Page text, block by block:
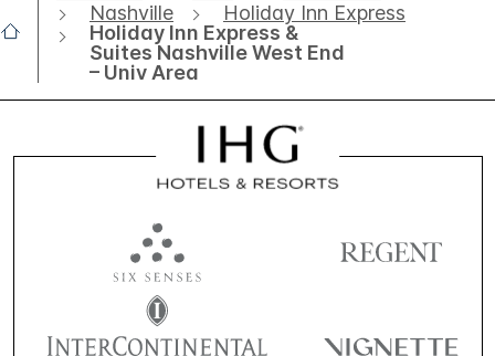
Nashville
Holiday Inn Express
Holiday Inn Express &
Suites Nashville West End
– Univ Area